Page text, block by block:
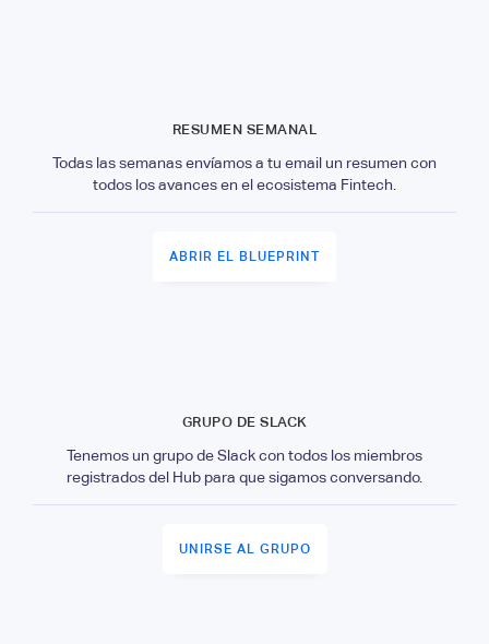
RESUMEN SEMANAL
Todas las semanas envíamos a tu email un resumen con
todos los avances en el ecosistema Fintech.
ABRIR EL BLUEPRINT
GRUPO DE SLACK
Tenemos un grupo de Slack con todos los miembros
registrados del Hub para que sigamos conversando.
UNIRSE AL GRUPO